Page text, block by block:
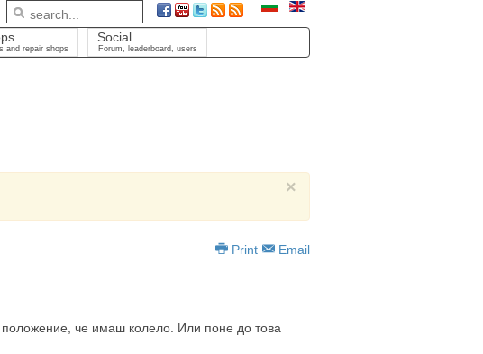
and repair shops
Social
Forum, leaderboard, users
×
Email
Print
че имаш колело. Или поне до това